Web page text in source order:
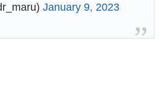
January 9, 2023